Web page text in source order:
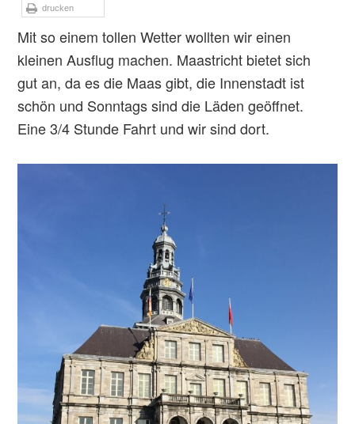
drucken
Mit so einem tollen Wetter wollten wir einen
kleinen Ausflug machen. Maastricht bietet sich
gut an, da es die Maas gibt, die Innenstadt ist
schön und Sonntags sind die Läden geöffnet.
Eine 3/4 Stunde Fahrt und wir sind dort.